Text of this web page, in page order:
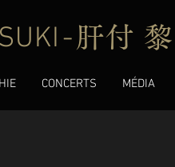
- 肝付 黎
CONCERTS MÉDIA